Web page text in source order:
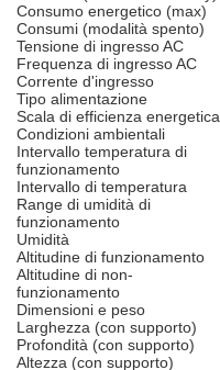
Consumo energetico (max)
Consumi (modalità spento)
Tensione di ingresso AC
Frequenza di ingresso AC
Corrente d'ingresso
Tipo alimentazione
Scala di efficienza energetica
Condizioni ambientali
Intervallo temperatura di
funzionamento
Intervallo di temperatura
Range di umidità di
funzionamento
Umidità
Altitudine di funzionamento
Altitudine di non-
funzionamento
Dimensioni e peso
Larghezza (con supporto)
Profondità (con supporto)
Altezza (con supporto)